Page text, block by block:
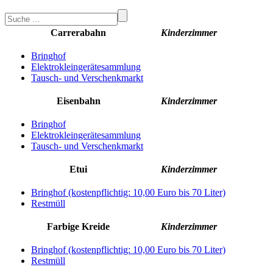
Carrerabahn Kinderzimmer
Bringhof
Elektrokleingerätesammlung
Tausch- und Verschenkmarkt
Eisenbahn Kinderzimmer
Bringhof
Elektrokleingerätesammlung
Tausch- und Verschenkmarkt
Etui Kinderzimmer
Bringhof (kostenpflichtig: 10,00 Euro bis 70 Liter)
Restmüll
Farbige Kreide Kinderzimmer
Bringhof (kostenpflichtig: 10,00 Euro bis 70 Liter)
Restmüll